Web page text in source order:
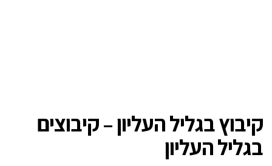
קיבוץ בגליל העליון – קיבוצים
בגליל העליון